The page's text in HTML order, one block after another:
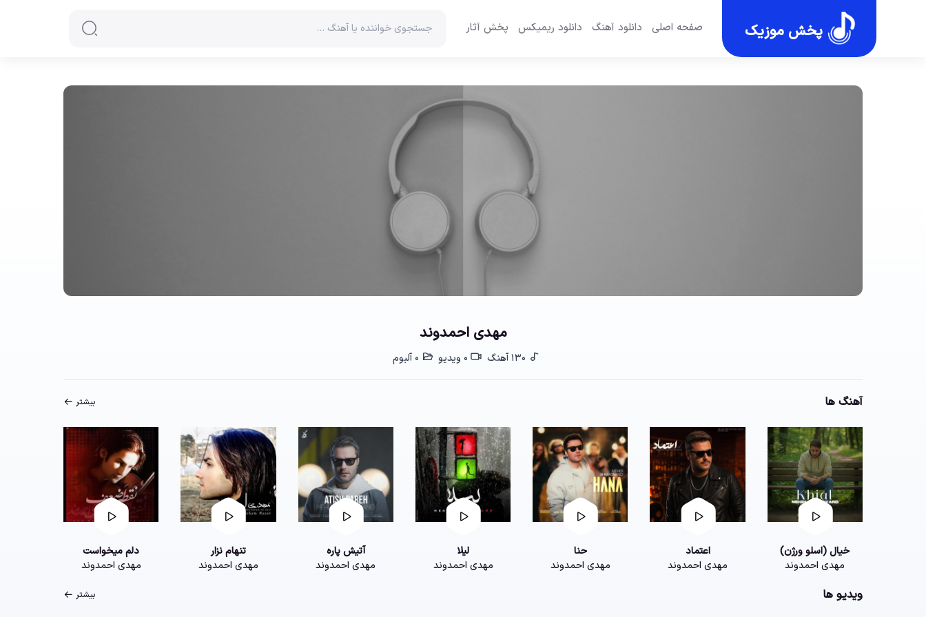
پخش موزیک صفحه اصلی دانلود آهنگ دانلود ریمیکس پخش آثار
مهدی احمدوند
130 آهنگ 0 ویدیو 0 آلبوم
آهنگ ها بیشتر
خیال (اسلو ورژن)
مهدی احمدوند
اعتماد
مهدی احمدوند
حنا
مهدی احمدوند
لیلا
مهدی احمدوند
آتیش پاره
مهدی احمدوند
تنهام نزار
مهدی احمدوند
دلم میخواست
مهدی احمدوند
ویدیو ها بیشتر